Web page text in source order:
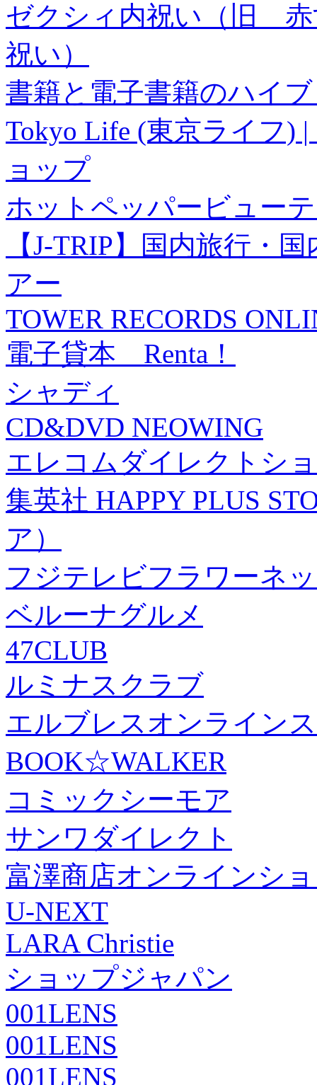
ゼクシィ内祝い（旧 赤
祝い）
書籍と電子書籍のハイ
Tokyo Life (東京ライフ)
ョップ
ホットペッパービュー
【J-TRIP】国内旅行・
アー
TOWER RECORDS
電子貸本 Renta！
シャディ
CD&DVD NEOWING
エレコムダイレクトシ
集英社 HAPPY PLUS
ア）
フジテレビフラワーネ
ベルーナグルメ
47CLUB
ルミナスクラブ
エルブレスオンライン
BOOK☆WALKER
コミックシーモア
サンワダイレクト
富澤商店オンラインシ
U-NEXT
LARA Christie
ショップジャパン
001LENS
001LENS
001LENS